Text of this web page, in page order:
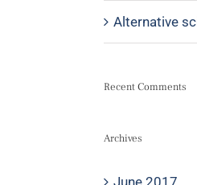
Alternative
Recent Comments
Archives
June 2017